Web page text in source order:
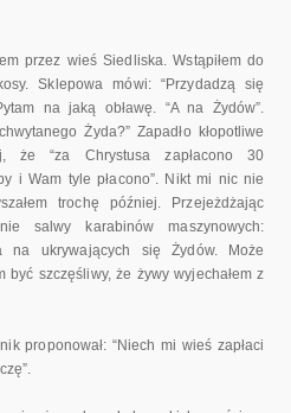
przez wieś Siedliska. Wstąpiłem do
Sklepowa mówi: “Przydadzą się
na jaką obławę. “A na Żydów”.
Żyda?” Zapadło kłopotliwe
że “za Chrystusa zapłacono 30
i Wam tyle płacono”. Nikt mi nic nie
trochę później. Przejeżdżając
salwy karabinów maszynowych:
na ukry­wających się Żydów. Może
szczęśli­wy, że żywy wyjechałem z
proponował: “Niech mi wieś zapła­ci